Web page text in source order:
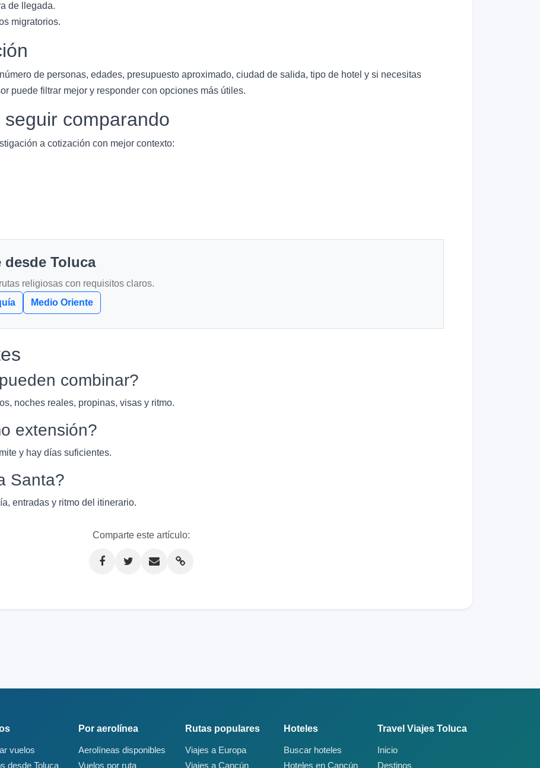
de llegada.
migratorios.
de personas, edades, presupuesto aproximado, ciudad de salida, tipo de hotel y si necesitas
puede filtrar mejor y responder con opciones más útiles.
comparando
a cotización con mejor contexto:
desde Toluca
religiosas con requisitos claros.
Medio Oriente
combinar?
noches reales, propinas, visas y ritmo.
extensión?
y hay días suficientes.
Santa?
entradas y ritmo del itinerario.
Comparte este artículo:
vuelos
desde Toluca
Por aerolínea
Aerolíneas disponibles
Vuelos por ruta
Rutas populares
Viajes a Europa
Viajes a Cancún
Hoteles
Buscar hoteles
Hoteles en Cancún
Travel Viajes Toluca
Inicio
Destinos